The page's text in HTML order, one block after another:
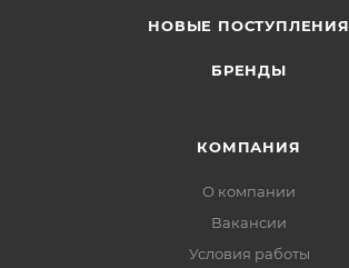
НОВЫЕ ПОСТУПЛЕНИЯ
БРЕНДЫ
КОМПАНИЯ
О компании
Вакансии
Условия работы